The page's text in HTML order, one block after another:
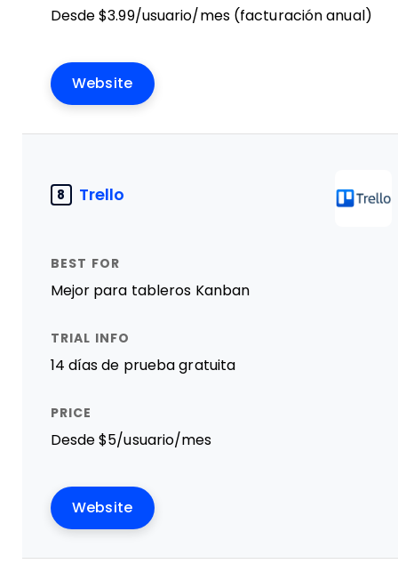
Desde $3.99/usuario/mes (facturación anual)
Website
8 Trello
Mejor para tableros Kanban
14 días de prueba gratuita
Desde $5/usuario/mes
Website